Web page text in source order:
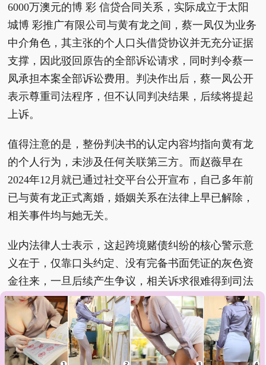
6000万澳元的博 彩 信贷合同关系，实际成立于太阳
城博 彩推广有限公司与黄有龙之间，蔡一凤仅为业务
中介角色，其主张的个人口头借贷协议并无充分证据
支撑，因此驳回原告的全部诉讼请求，同时判令蔡一
凤承担本案全部诉讼费用。判决作出后，蔡一凤公开
表示尊重司法程序，但不认同判决结果，后续将提起
上诉。
值得注意的是，整份判决书的认定内容均指向黄有龙
的个人行为，未涉及任何关联第三方。而赵薇早在
2024年12月就已通过社交平台公开宣布，自己多年前
已与黄有龙正式离婚，婚姻关系在法律上早已解除，
相关事件均与她无关。
业内法律人士表示，这起跨境赌债纠纷的核心警示意
义在于，仅靠口头约定、没有完备书面凭证的灰色资
金往来，一旦后续产生争议，相关诉求很难得到司法
层面的支持。同时，该案也再次向公众警示了大额跨
境赌博的巨大风险，巨额资金在短时间内快速流失，
不仅会给个人和家庭带来沉重的财务负担，后续还极
易衍生出各类长期的债务纠纷。